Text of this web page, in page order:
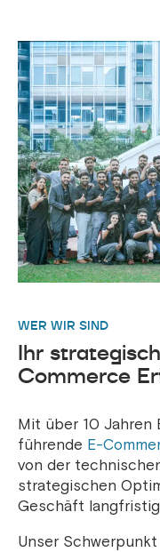
WER WIR SIND
Ihr
Commerce
Mit über 10 Jahren
führende E-
von der
strategischen
Geschäft
Unser